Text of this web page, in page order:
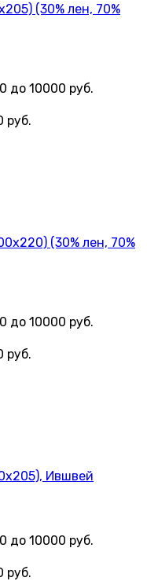
(30% лен, 70%
(30% лен, 70%
Ившвей